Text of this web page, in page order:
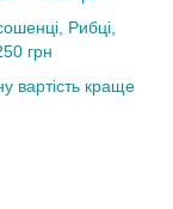
Рибці,
грн
вартість краще